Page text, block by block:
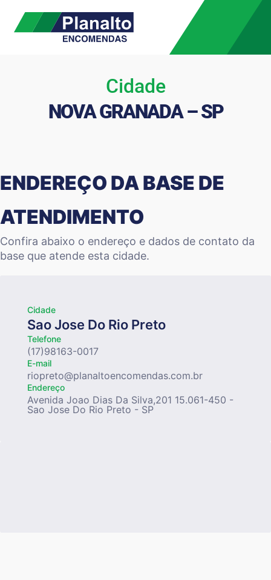
Cidade
NOVA GRANADA – SP
ENDEREÇO DA BASE DE
ATENDIMENTO
Confira abaixo o endereço e dados de contato da
base que atende esta cidade.
Cidade
Sao Jose Do Rio Preto
Telefone
(17)98163-0017
E-mail
riopreto@planaltoencomendas.com.br
Endereço
Avenida Joao Dias Da Silva,201 15.061-450 -
Sao Jose Do Rio Preto - SP